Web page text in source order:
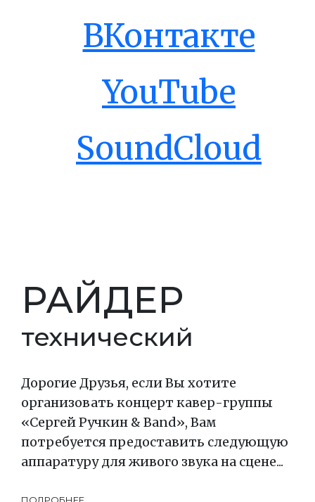
ВКонтакте
YouTube
SoundCloud
РАЙДЕР
технический
Дорогие Друзья, если Вы хотите
организовать концерт кавер-группы
«Сергей Ручкин & Band», Вам
потребуется предоставить следующую
аппаратуру для живого звука на сцене...
ПОДРОБНЕЕ...